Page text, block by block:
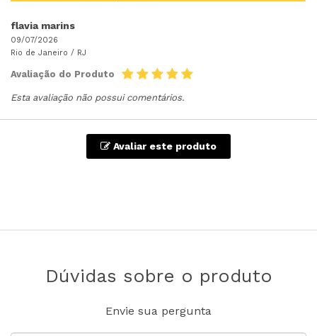
flavia marins
09/07/2026
Rio de Janeiro / RJ
Avaliação do Produto
Esta avaliação não possui comentários.
Avaliar este produto
Dúvidas sobre o produto
Envie sua pergunta